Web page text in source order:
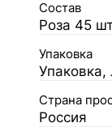
Состав
Роза 45
Упаковка
Упаковка,
Страна
Россия